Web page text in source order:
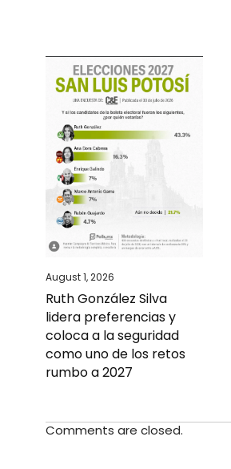
August 1, 2026
Ruth González Silva
lidera preferencias y
coloca a la seguridad
como uno de los retos
rumbo a 2027
Comments are closed.